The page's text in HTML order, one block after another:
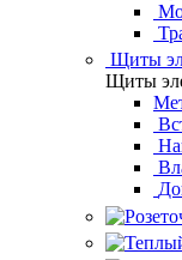
Щиты
Щиты